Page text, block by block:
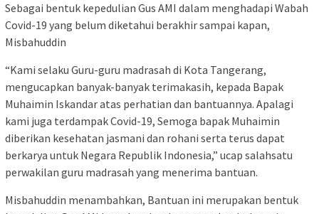
Sebagai bentuk kepedulian Gus AMI dalam menghadapi Wabah
Covid-19 yang belum diketahui berakhir sampai kapan,
Misbahuddin
“Kami selaku Guru-guru madrasah di Kota Tangerang,
mengucapkan banyak-banyak terimakasih, kepada Bapak
Muhaimin Iskandar atas perhatian dan bantuannya. Apalagi
kami juga terdampak Covid-19, Semoga bapak Muhaimin
diberikan kesehatan jasmani dan rohani serta terus dapat
berkarya untuk Negara Republik Indonesia,” ucap salahsatu
perwakilan guru madrasah yang menerima bantuan.
Misbahuddin menambahkan, Bantuan ini merupakan bentuk